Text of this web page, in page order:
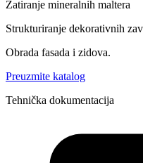
Zatiranje mineralnih maltera
Strukturiranje dekorativnih
Obrada fasada i zidova.
Preuzmite katalog
Tehnička dokumentacija